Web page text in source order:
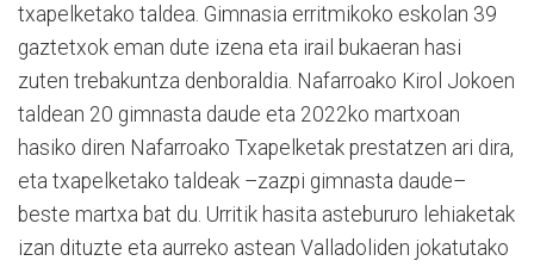
txapelketako taldea. Gimnasia erritmikoko eskolan 39
gaztetxok eman dute izena eta irail bukaeran hasi
zuten trebakuntza denboraldia. Nafarroako Kirol Jokoen
taldean 20 gimnasta daude eta 2022ko martxoan
hasiko diren Nafarroako Txapelketak prestatzen ari dira,
eta txapelketako taldeak –zazpi gimnasta daude–
beste martxa bat du. Urritik hasita astebururo lehiaketak
izan dituzte eta aurreko astean Valladoliden jokatutako